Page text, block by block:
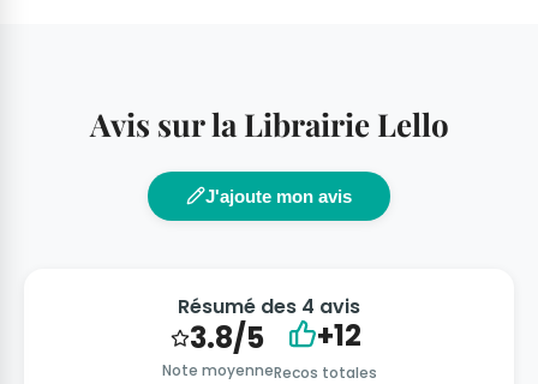
Avis sur la Librairie Lello
J'ajoute mon avis
Résumé des 4 avis
3.8/5
Note moyenne
+12
Recos totales